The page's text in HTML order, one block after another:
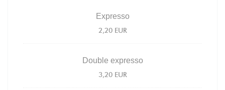
Expresso
2,20 EUR
Double expresso
3,20 EUR